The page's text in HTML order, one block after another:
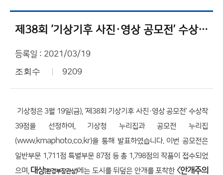
제38회 ‘기상기후 사진·영상 공모전’ 수상작 발표
등록일 : 2021/03/19
조회수 9209
기상청은 3월 19일(금), ‘제38회 기상기후 사진·영상 공모전’ 수상작
39점을 선정하여, 기상청 누리집과 공모전 누리집
(www.kmaphoto.co.kr)을 통해 발표하였습니다. 이번 공모전은
일반부문 1,711점 특별부문 87점 등 총 1,798점의 작품이 접수되었
으며,대상(환경부장관상)에는 도시를 뒤덮은 안개를 포착한 〈안개주의